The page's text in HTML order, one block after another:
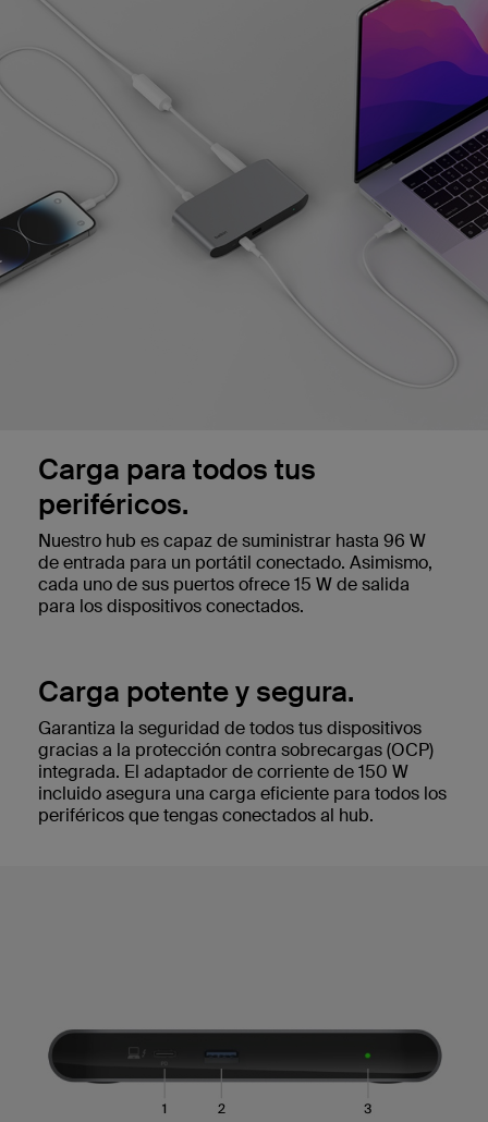
Carga para todos tus
periféricos.
Nuestro hub es capaz de suministrar hasta 96 W
de entrada para un portátil conectado. Asimismo,
cada uno de sus puertos ofrece 15 W de salida
para los dispositivos conectados.
Carga potente y segura.
Garantiza la seguridad de todos tus dispositivos
gracias a la protección contra sobrecargas (OCP)
integrada. El adaptador de corriente de 150 W
incluido asegura una carga eficiente para todos los
periféricos que tengas conectados al hub.